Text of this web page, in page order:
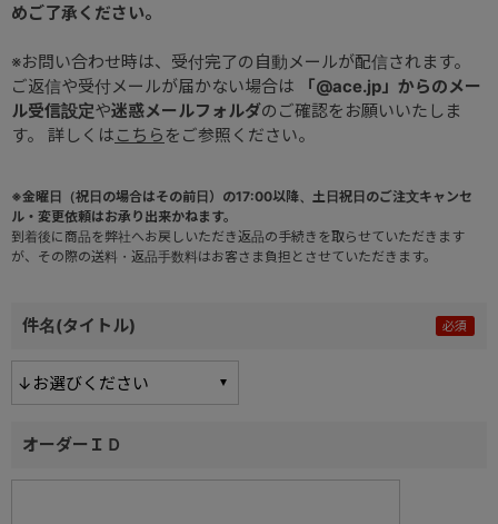
めご了承ください。
※お問い合わせ時は、受付完了の自動メールが配信されます。
ご返信や受付メールが届かない場合は
「@ace.jp」からのメー
ル受信設定や迷惑メールフォルダのご確認をお願いいたしま
す。 詳しくは こちら をご参照ください。
※金曜日（祝日の場合はその前日）の17:00以降、土日祝日のご注文キャンセ
ル・変更依頼はお承り出来かねます。
到着後に商品を弊社へお戻しいただき返品の手続きを取らせていただきます
が、その際の送料・返品手数料はお客さま負担とさせていただきます。
件名(タイトル)
オーダーＩＤ